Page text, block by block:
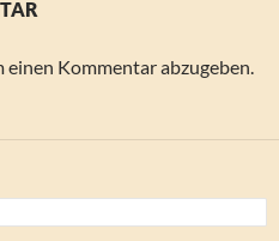
einen Kommentar abzugeben.